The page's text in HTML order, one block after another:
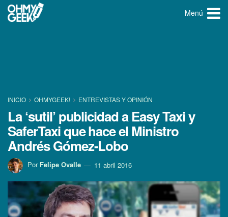
Menú
INICIO OHMYGEEK! ENTREVISTAS Y OPINIÓN
La ‘sutil’ publicidad a Easy Taxi y
SaferTaxi que hace el Ministro
Andrés Gómez-Lobo
Por Felipe Ovalle 11 abril 2016